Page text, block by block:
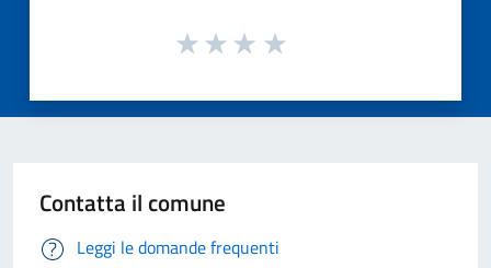
Contatta il comune
Leggi le domande frequenti